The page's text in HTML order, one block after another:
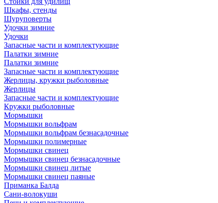
Шкафы, стенды
Шуруповерты
Удочки зимние
Удочки
Запасные части и комплектующие
Палатки зимние
Палатки зимние
Запасные части и комплектующие
Жерлицы, кружки рыболовные
Жерлицы
Запасные части и комплектующие
Кружки рыболовные
Мормышки
Мормышки вольфрам
Мормышки вольфрам безнасадочные
Мормышки полимерные
Мормышки свинец
Мормышки свинец безнасадочные
Мормышки свинец литые
Мормышки свинец паяные
Приманка Балда
Сани-волокуши